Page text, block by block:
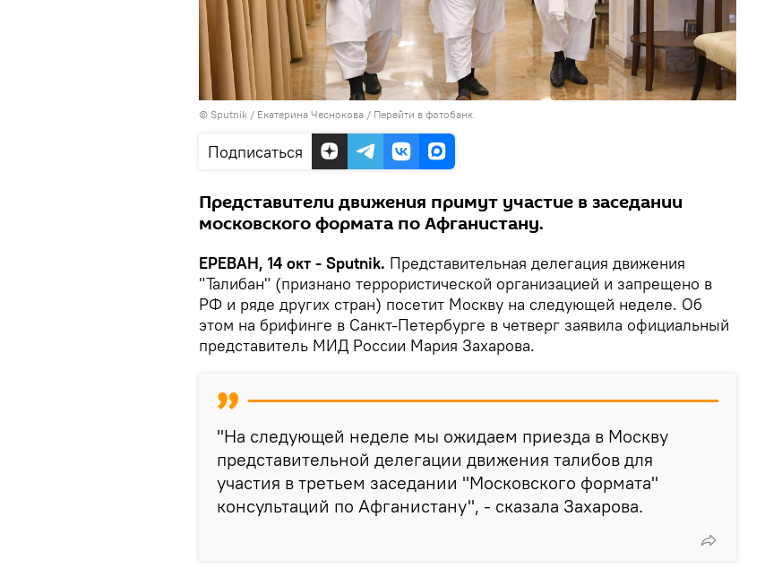
© Sputnik / Екатерина Чеснокова / Перейти в фотобанк
Подписаться
Представители движения примут участие в заседании
московского формата по Афганистану.
ЕРЕВАН, 14 окт - Sputnik. Представительная делегация движения
"Талибан" (признано террористической организацией и запрещено в
РФ и ряде других стран) посетит Москву на следующей неделе. Об
этом на брифинге в Санкт-Петербурге в четверг заявила официальный
представитель МИД России Мария Захарова.
"На следующей неделе мы ожидаем приезда в Москву
представительной делегации движения талибов для
участия в третьем заседании "Московского формата"
консультаций по Афганистану", - сказала Захарова.